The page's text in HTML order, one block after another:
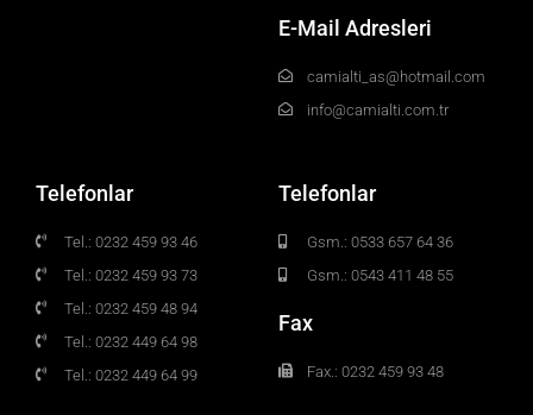
E-Mail Adresleri
camialti_as@hotmail.com
info@camialti.com.tr
Telefonlar
Tel.: 0232 459 93 46
Tel.: 0232 459 93 73
Tel.: 0232 459 48 94
Tel.: 0232 449 64 98
Tel.: 0232 449 64 99
Telefonlar
Gsm.: 0533 657 64 36
Gsm.: 0543 411 48 55
Fax
Fax.: 0232 459 93 48